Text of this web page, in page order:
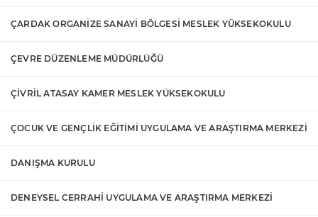
ÇARDAK ORGANİZE SANAYİ BÖLGESİ MESLEK YÜKSEKOKULU
ÇEVRE DÜZENLEME MÜDÜRLÜĞÜ
ÇİVRİL ATASAY KAMER MESLEK YÜKSEKOKULU
ÇOCUK VE GENÇLİK EĞİTİMİ UYGULAMA VE ARAŞTIRMA MERKEZİ
DANIŞMA KURULU
DENEYSEL CERRAHİ UYGULAMA VE ARAŞTIRMA MERKEZİ